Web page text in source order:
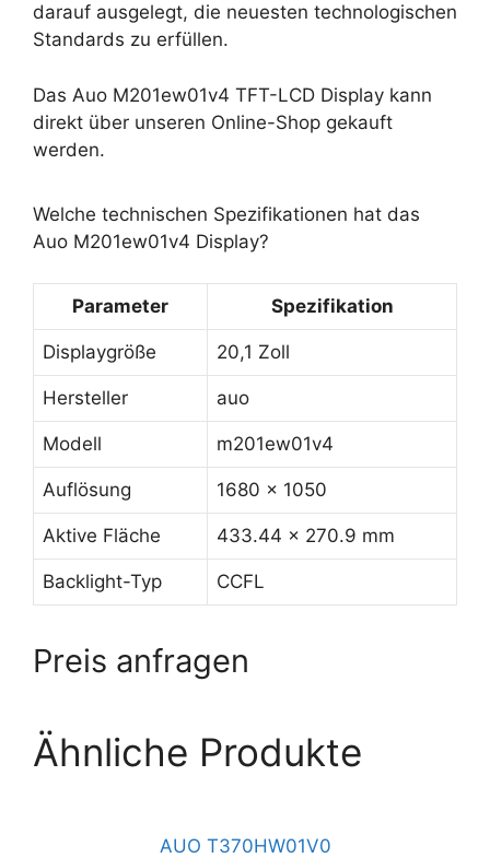
darauf ausgelegt, die neuesten technologischen
Standards zu erfüllen.
Das Auo M201ew01v4 TFT-LCD Display kann
direkt über unseren Online-Shop gekauft
werden.
Welche technischen Spezifikationen hat das
Auo M201ew01v4 Display?
Parameter Spezifikation
Displaygröße 20,1 Zoll
Hersteller auo
Modell m201ew01v4
Auflösung 1680 x 1050
Aktive Fläche 433.44 x 270.9 mm
Backlight-Typ CCFL
Preis anfragen
Ähnliche Produkte
AUO T370HW01V0